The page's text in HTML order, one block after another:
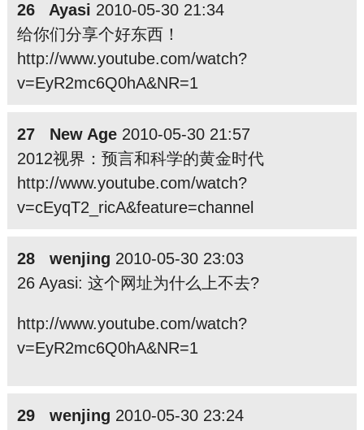
26 Ayasi 2010-05-30 21:34
给你们分享个好东西！
http://www.youtube.com/watch?
v=EyR2mc6Q0hA&NR=1
27 New Age2010-05-30 21:57
2012视界：预言和科学的黄金时代
http://www.youtube.com/watch?
v=cEyqT2_ricA&feature=channel
28 wenjing 2010-05-30 23:03
26 Ayasi: 这个网址为什么上不去?
http://www.youtube.com/watch?
v=EyR2mc6Q0hA&NR=1
29 wenjing 2010-05-30 23:24